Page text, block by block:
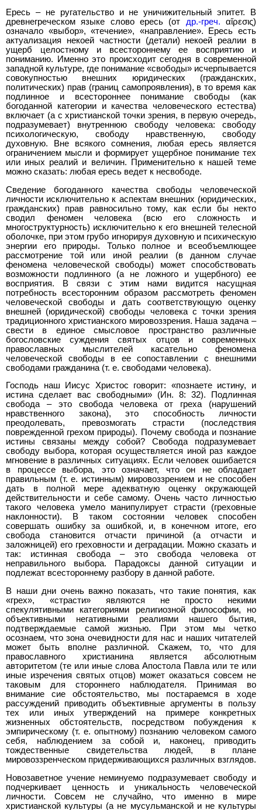
Ересь – не ругательство и не уничижительный эпитет. В
древнегреческом языке слово ересь (от др.-греч. αἵρεσις)
означало «выбор», «течение», «направление». Ересь есть
актуализация некоей частности (детали) некоей реалии в
ущерб целостному и всестороннему ее восприятию и
пониманию. Именно это происходит сегодня в современной
западной культуре, где понимание «свободы» исчерпывается
совокупностью внешних юридических (гражданских,
политических) прав (границ самопроявления), в то время как
подлинное и всестороннее понимание свободы (как
богоданной категории и качества человеческого естества)
включает (а с христианской точки зрения, в первую очередь,
подразумевает) внутреннюю свободу человека: свободу
психологическую, свободу нравственную, свободу
духовную. Вне всякого сомнения, любая ересь является
ограничением мысли и формирует ущербное понимание тех
или иных реалий и величин. Применительно к нашей теме
можно сказать: любая ересь ведет к несвободе.
Сведение богоданного качества свободы человеческой
личности исключительно к аспектам внешних (юридических,
гражданских) прав равносильно тому, как если бы некто
сводил феномен человека (всю его сложность и
многоструктурность) исключительно к его внешней телесной
оболочке, при этом грубо игнорируя духовную и психическую
энергии его природы. Только полное и всеобъемлющее
рассмотрение той или иной реалии (в данном случае
феномена человеческой свободы) может способствовать
возможности подлинного (а не ложного и ущербного) ее
восприятия. В связи с этим нами видится насущная
потребность всесторонним образом рассмотреть феномен
человеческой свободы и дать соответствующую оценку
внешней (юридической) свободы человека с точки зрения
традиционного христианского мировоззрения. Наша задача –
свести в единое смысловое пространство различные
богословские суждения святых отцов и современных
православных мыслителей касательно феномена
человеческой свободы в ее сопоставлении с внешними
свободами гражданина (т. е. свободами человека).
Господь наш Иисус Христос говорит: «познаете истину, и
истина сделает вас свободными» (Ин. 8: 32). Подлинная
свобода – это свобода человека от греха (нарушений
нравственного закона), это способность личности
преодолевать, превозмогать страсти (последствия
поврежденной грехом природы). Почему свобода и познание
истины связаны между собой? Свобода подразумевает
свободу выбора, которая осуществляется иной раз каждое
мгновение в различных ситуациях. Если человек ошибается
в процессе выбора, это означает, что он не обладает
правильным (т. е. истинным) мировоззрением и не способен
дать в полной мере адекватную оценку окружающей
действительности и себе самому. Очень часто личностью
такого человека умело манипулирует страсти (греховные
наклонности). В таком состоянии человек способен
совершать ошибку за ошибкой, и, в конечном итоге, его
свобода становится отчасти причиной (а отчасти и
заложницей) его греховности и деградации. Можно сказать и
так: истинная свобода – это свобода человека от
неправильного выбора. Парадоксы данной ситуации и
подлежат всестороннему разбору в данной работе.
В наши дни очень важно показать, что такие понятия, как
«грех», «страсти» являются не просто некими
спекулятивными категориями религиозной философии, но
объективными негативными реалиями нашего бытия,
подтверждаемые самой жизнью. При этом мы четко
осознаем, что зона очевидности для нас и наших читателей
может быть вполне различной. Скажем, то, что для
православного христианина является абсолютным
авторитетом (те или иные слова Апостола Павла или те или
иные изречения святых отцов) может оказаться совсем не
таковым для стороннего наблюдателя. Принимая во
внимание сие обстоятельство, мы постараемся в ходе
рассуждений приводить объективные аргументы в пользу
тех или иных утверждений на примере конкретных
жизненных обстоятельств, посредством побуждения к
эмпирическому (т. е. опытному) познанию человеком самого
себя, наблюдением за собой и, наконец, приводить
тождественные свидетельства людей, в плане
мировоззренческом придерживающихся различных взглядов.
Новозаветное учение неминуемо подразумевает свободу и
подчеркивает ценность и уникальность человеческой
личности. Совсем не случайно, что именно в мире
христианской культуры (а не мусульманской и не культуры